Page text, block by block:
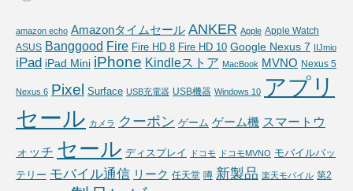
amazon echo Amazonタイムセール ANKER Apple Apple Watch
ASUS Banggood Fire Fire HD 8 Fire HD 10 Google Nexus 7 IIJmio
iPad iPad Mini iPhone Kindleストア MacBook MVNO Nexus 5
Nexus 6 Pixel Surface USB充電器 USB機器 Windows 10 アプリ
セール カメラ クーポン ゲーム ゲーム機 スマートウ
ォッチ セール ディスプレイ ドコモ ドコモMVNO モバイルバッ
テリー モバイル通信 リーク 任天堂 噂 新製品 楽天モバイル 第2